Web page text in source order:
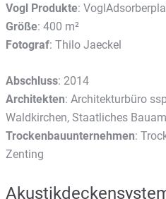
Vogl Produkte:
Größe: 400 m²
Fotograf: Thilo Jaeckel
Abschluss: 2014
Architekten: Architekturbüro
Waldkirchen, Staatliches
Trockenbauunternehmen:
Zenting